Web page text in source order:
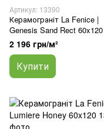
Артикул: 13390
Керамограніт La Fenice |
Genesis Sand Rect 60x120
2 196 грн/м²
Купити